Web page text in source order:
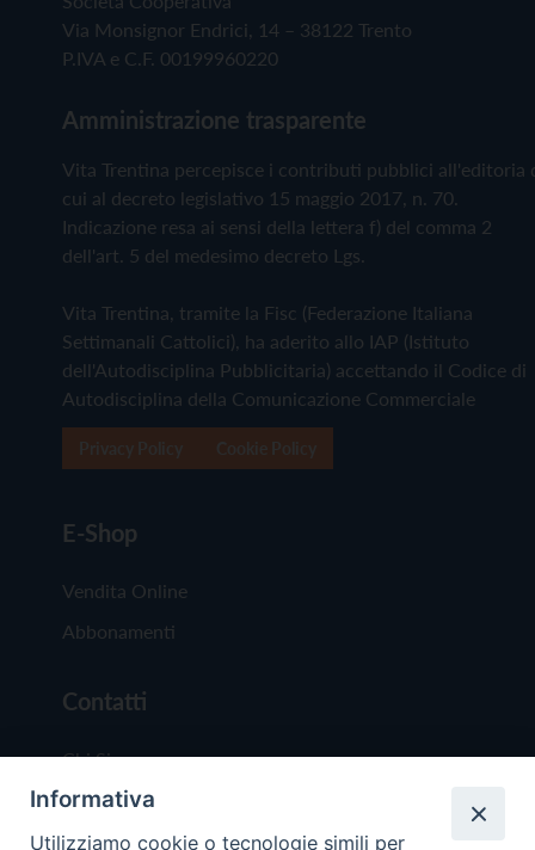
Via Monsignor Endrici, 14 – 38122 Trento
P.IVA e C.F. 00199960220
Amministrazione trasparente
Vita Trentina percepisce i contributi pubblici all'editoria
cui al decreto legislativo 15 maggio 2017, n. 70.
Indicazione resa ai sensi della lettera f) del comma 2
dell'art. 5 del medesimo decreto Lgs.
Vita Trentina, tramite la Fisc (Federazione Italiana
Settimanali Cattolici), ha aderito allo IAP (Istituto
dell'Autodisciplina Pubblicitaria) accettando il Codice di
Autodisciplina della Comunicazione Commerciale
E-Shop
Vendita Online
Abbonamenti
Contatti
Chi Siamo
Redazione
Scrivici
Informativa
Utilizziamo cookie o tecnologie simili per